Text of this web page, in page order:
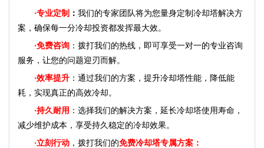
·专业定制 ： 我们的专家团队将为您量身定制冷却塔解决方
案，确保每一分冷却投资都发挥最大效。
·免费咨询 ：拨打我们的热线，即可享受一对一的专业咨询
服务，让您的问题迎刃而解。
·效率提升 ：通过我们的方案，提升冷却塔性能，降低能
耗，实现真正的高效冷却。
·持久耐用 ：选择我们的解决方案，延长冷却塔使用寿命，
减少维护成本，享受持久稳定的冷却效果。
·立刻行动 ，拨打我们的免费冷却塔专属方案：